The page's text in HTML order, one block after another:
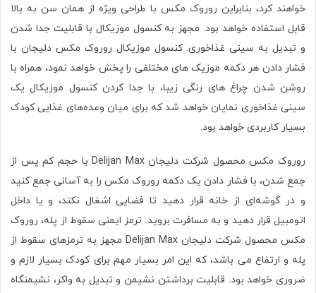
خواهند‌ کرد، بنابراين روروک مکس با طراحی ویژه از همان سن به بالا
قابل‌ استفاده خواهد بود. مجهز به کنسول موزیکال با قابلیت جدا شدن
و تبدیل به سینی غذاخوری. کنسول موزیکال روروک مکس دلیجان با
فشار دادن هر دکمه موزیک های مختلفی را پخش خواهد نمود، همراه با
روشن شدن چراغ های رنگی زیبا، با جدا کردن کنسول موزیکال یک
سینی غذاخوری نمایان خواهد شد که برای میان وعده‌های غذایی کودک
بسیار کاربردی خواهد بود.
روروک مکس محصول شرکت دلیجان Delijan Max با حجم کم پس از
جمع شدن، با فشار دادن یک دکمه روروک مکس را به آسانی جمع کنید
و در گوشه‌ای از خانه قرار دهید تا فضایی اشغال نکند، و یا داخل
اتومبیل قرار دهید و به مسافرت بروید. ترمز ایمنی سقوط از پله، روروک
مکس محصول شرکت دلیجان Delijan Max مجهز به ترمزهای سقوط‌ از
پله و ارتفاع‌ می باشد، که این امر بسیار مهم برای کودک بسیار لازم و
ضروری خواهد بود. قابلیت برداشتن نشیمن و تبدیل به واکر، نشیمنگاه